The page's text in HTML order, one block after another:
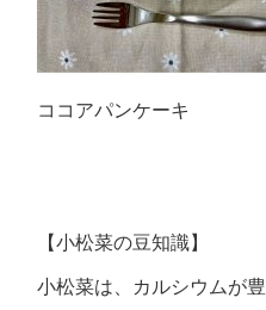
ココアパンケーキ
【小松菜の豆知識】
小松菜は、カルシウムが